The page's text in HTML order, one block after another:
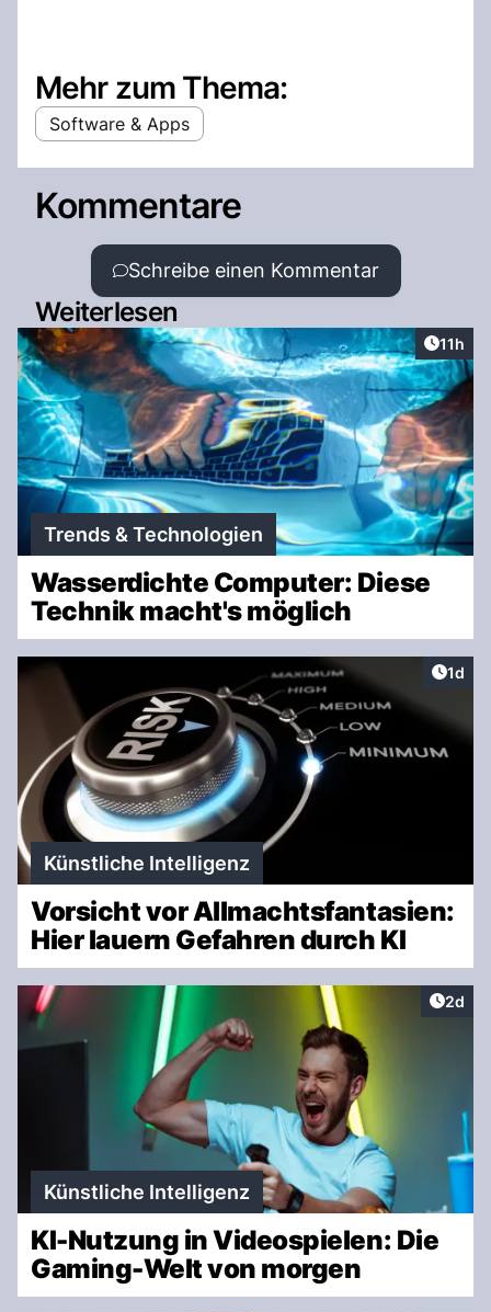
Mehr zum Thema:
Software & Apps
Kommentare
Schreibe einen Kommentar
Weiterlesen
11h
Trends & Technologien
Wasserdichte Computer: Diese
Technik macht's möglich
1d
Künstliche Intelligenz
Vorsicht vor Allmachtsfantasien:
Hier lauern Gefahren durch KI
2d
Künstliche Intelligenz
KI-Nutzung in Videospielen: Die
Gaming-Welt von morgen